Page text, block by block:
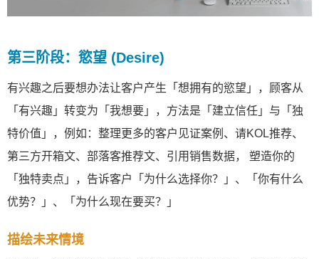
第三阶段：慾望 (Desire)
有兴趣之后要想办法让客户产生「想拥有的慾望」，顾客从
「有兴趣」转变为「我想要」，方法是「建立信任」与「独
特价值」，例如：整理更多的客户见证案例、请KOL推荐、
第三方开箱文、部落客推荐文、引用销售数据， 塑造你的
「独特卖点」，告诉客户「为什么选择你？」、「你有什么
优势？」、「为什么现在要买？」
描绘未来情境